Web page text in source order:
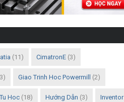
(11) CimatronE (3)
Giao Trinh Hoc Powermill (2)
Hoc (18) Hướng Dẫn (3) Inventor